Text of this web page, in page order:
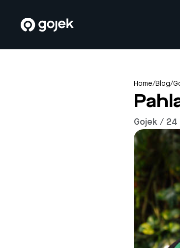
Home/Blog/
Gojek / 24